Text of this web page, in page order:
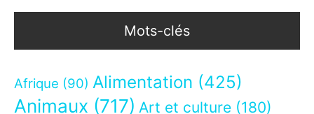
Mots-clés
Afrique (90) Alimentation (425)
Animaux (717) Art et culture (180)